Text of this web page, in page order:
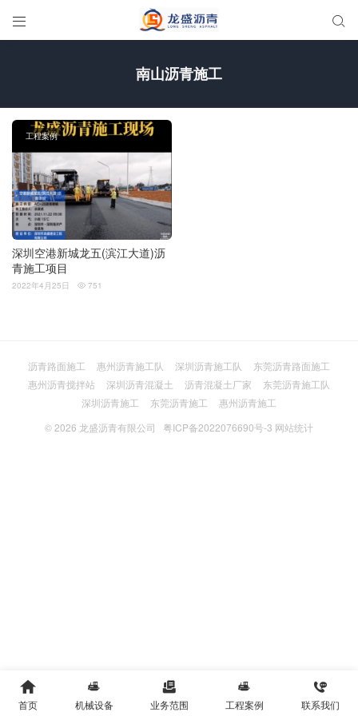
 
南山沥青施工
深圳空港新城龙五(滨江大道)沥
青施工项目
工程案例
2022年4月25日  751
沥青路面施工 惠州沥青施工队 深圳沥青施工队
东莞沥青路面施工
惠州沥青搅拌站
深圳沥青混凝土 沥青混凝土厂家
东莞沥青施工队
深圳沥青施工
东莞沥青施工
惠州沥青施工
© 2026 龙盛沥青有限公司 粤ICP备2022076690号-3 网站统计

首页

机械设备

业务范围

工程案例

联系我们